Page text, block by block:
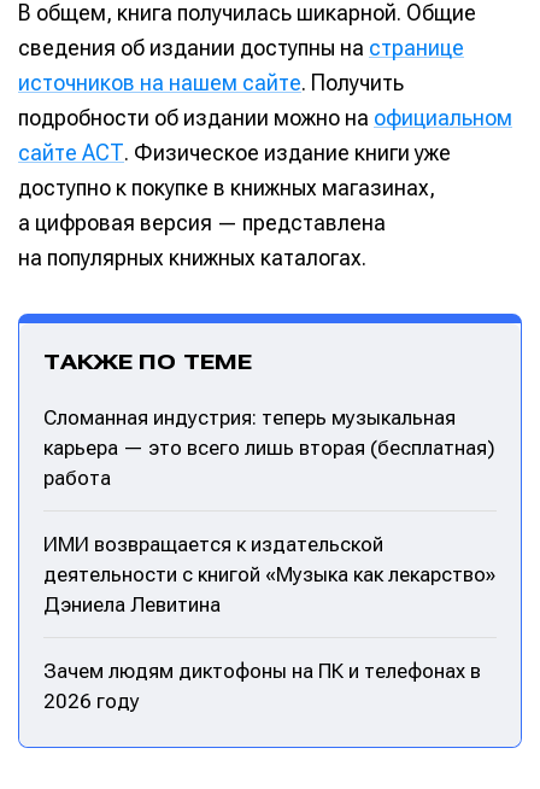
В общем, книга получилась шикарной. Общие
сведения об издании доступны на странице
источников на нашем сайте. Получить
подробности об издании можно на официальном
сайте АСТ. Физическое издание книги уже
доступно к покупке в книжных магазинах,
а цифровая версия — представлена
на популярных книжных каталогах.
ТАКЖЕ ПО ТЕМЕ
Сломанная индустрия: теперь музыкальная
карьера — это всего лишь вторая (бесплатная)
работа
ИМИ возвращается к издательской
деятельности с книгой «Музыка как лекарство»
Дэниела Левитина
Зачем людям диктофоны на ПК и телефонах в
2026 году